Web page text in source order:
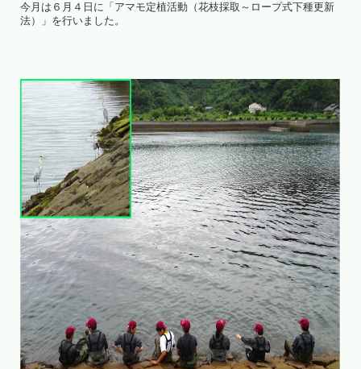
今月は６月４日に「アマモ定植活動（花枝採取～ロープ式下種更新
法）」を行いました。